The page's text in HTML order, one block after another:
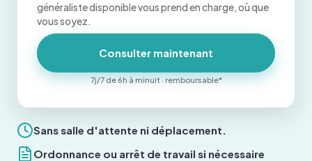
Sans salle d'attente ni déplacement.
Ordonnance ou arrêt de travail si nécessaire
généraliste disponible vous prend en charge, où que
vous soyez.
Consulter maintenant
7j/7 de 6h à minuit · remboursable*